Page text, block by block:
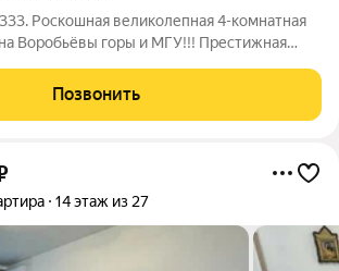
Роскошная великолепная 4-комнатная
Воробьёвы горы и МГУ!!! Престижная
развитая инфраструктура. В пешей
Позвонить
14 этаж из 27